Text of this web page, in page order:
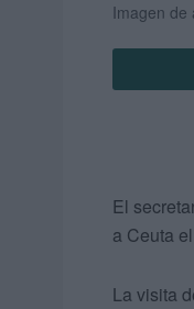
Imagen de
El
a Ceuta
La visita